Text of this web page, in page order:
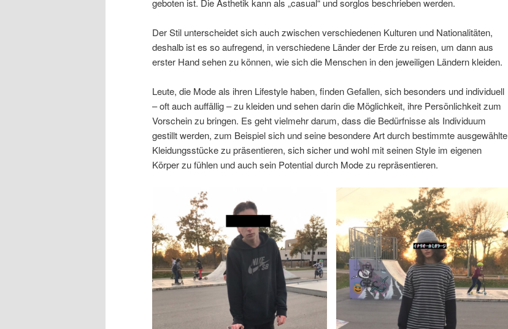
Der Stil unterscheidet sich auch zwischen verschiedenen Kulturen und Nationalitäten,
deshalb ist es so aufregend, in verschiedene Länder der Erde zu reisen, um dann aus
erster Hand sehen zu können, wie sich die Menschen in den jeweiligen Ländern kleiden.
Leute, die Mode als ihren Lifestyle haben, finden Gefallen, sich besonders und individuell
– oft auch auffällig – zu kleiden und sehen darin die Möglichkeit, ihre Persönlichkeit zum
Vorschein zu bringen. Es geht vielmehr darum, dass die Bedürfnisse als Individuum
gestillt werden, zum Beispiel sich und seine besondere Art durch bestimmte ausgewählte
Kleidungsstücke zu präsentieren, sich sicher und wohl mit seinen Style im eigenen
Körper zu fühlen und auch sein Potential durch Mode zu repräsentieren.